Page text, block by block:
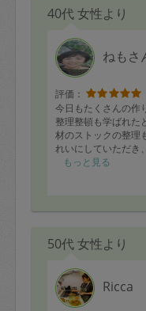
40代 女性より
ねもさ
評価：
今日もたくさんの作
整理整頓も学ばれた
材のストックの整理
れいにしていただき
いつもありがとうご
もっと見る
50代 女性より
Ricca